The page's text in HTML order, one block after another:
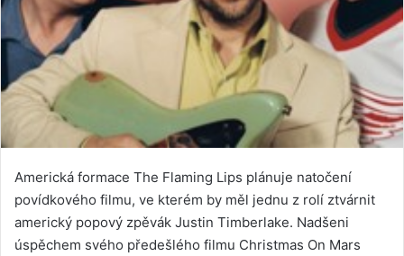
Americká formace The Flaming Lips plánuje natočení
povídkového filmu, ve kterém by měl jednu z rolí ztvárnit
americký popový zpěvák Justin Timberlake. Nadšeni
úspěchem svého předešlého filmu Christmas On Mars